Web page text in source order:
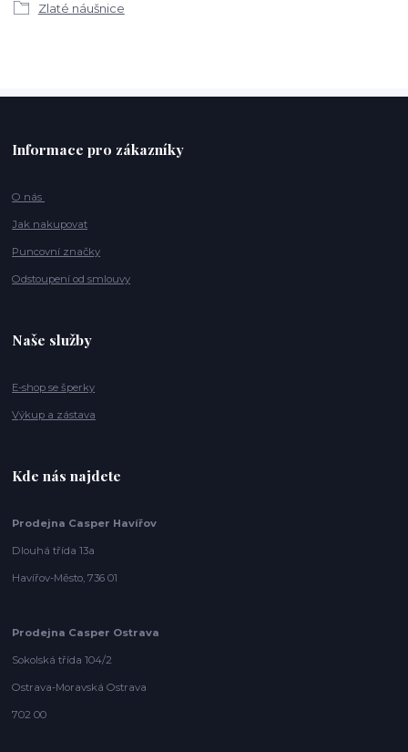
Zlaté náušnice
Informace pro zákazníky
O nás
Jak nakupovat
Puncovní značky
Odstoupení od smlouvy
Naše služby
E-shop se šperky
Výkup a zástava
Kde nás najdete
Prodejna Casper Havířov
Dlouhá třída 13a
Havířov-Město, 736 01
Prodejna Casper Ostrava
Sokolská třída 104/2
Ostrava-Moravská Ostrava
702 00